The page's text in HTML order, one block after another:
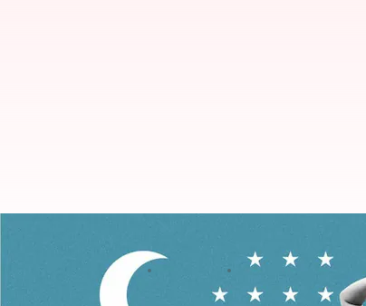
Jangan lakukan kesalahan-
Taufiq Al Jufri 11:59 am